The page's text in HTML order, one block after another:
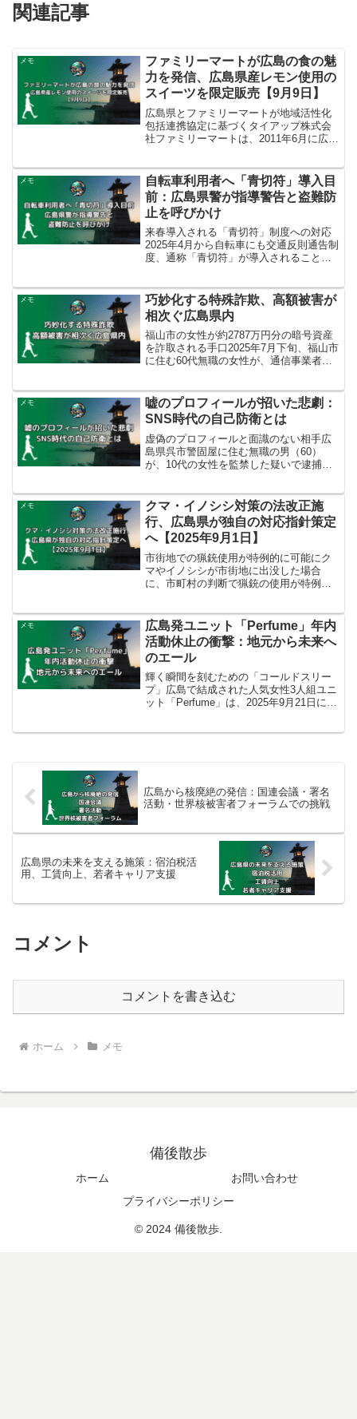
関連記事
メモ
ファミリーマートが広島の食の魅
力を発信、広島県産レモン使用の
スイーツを限定販売【9月9日】
広島県とファミリーマートが地域活性化
包括連携協定に基づくタイアップ株式会
社ファミリーマートは、2011年6月に広島
（おいしいけぇ、ひろしま）」プロジェ
クトの応援商品と...
メモ
自転車利用者へ「青切符」導入目
前：広島県警が指導警告と盗難防
止を呼びかけ
来春導入される「青切符」制度への対応
2025年4月から自転車にも交通反則通告制
度、通称「青切符」が導入されることを
は、事故が発生しやすい交差点などで、
青切符制度について...
メモ
巧妙化する特殊詐欺、高額被害が
相次ぐ広島県内
福山市の女性が約2787万円分の暗号資産
を詐取される手口2025年7月下旬、福山市
に住む60代無職の女性が、通信事業者を
話番号があるとして、女性が詐欺事件の
容疑者である...
メモ
嘘のプロフィールが招いた悲劇：
SNS時代の自己防衛とは
虚偽のプロフィールと面識のない相手広
島県呉市警固屋に住む無職の男（60）
が、10代の女性を監禁した疑いで逮捕さ
を若く偽るなどした虚偽のプロフィール
を掲載し、女性と知り...
メモ
クマ・イノシシ対策の法改正施
行、広島県が独自の対応指針策定
へ【2025年9月1日】
市街地での猟銃使用が特例的に可能にク
マやイノシシが市街地に出没した場合
に、市町村の判断で猟銃の使用が特例的
使用がこれまで原則禁止されていた状況
を改め、住民の安全を...
メモ
広島発ユニット「Perfume」年内
活動休止の衝撃：地元から未来へ
のエール
輝く瞬間を刻むための「コールドスリー
プ」広島で結成された人気女性3人組ユニ
ット「Perfume」は、2025年9月21日に年
広島から核廃絶の発信：国連会議・署名
活動・世界核被害者フォーラムでの挑戦
広島県の未来を支える施策：宿泊税活
用、工賃向上、若者キャリア支援
コメント
コメントを書き込む
ホーム メモ
備後散歩
ホーム
お問い合わせ
プライバシーポリシー
© 2024 備後散歩.